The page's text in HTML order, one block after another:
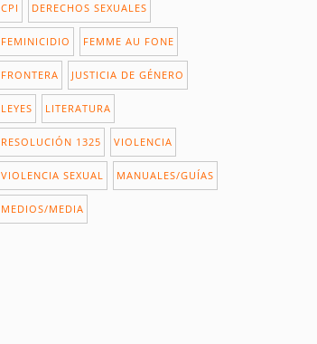
CPI DERECHOS SEXUALES
FEMINICIDIO FEMME AU FONE
FRONTERA JUSTICIA DE GÉNERO
LEYES LITERATURA
RESOLUCIÓN 1325 VIOLENCIA
VIOLENCIA SEXUAL MANUALES/GUÍAS
MEDIOS/MEDIA